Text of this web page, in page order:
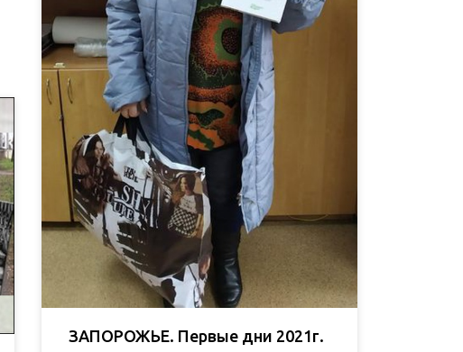
ЗАПОРОЖЬЕ. Первые дни 2021г.